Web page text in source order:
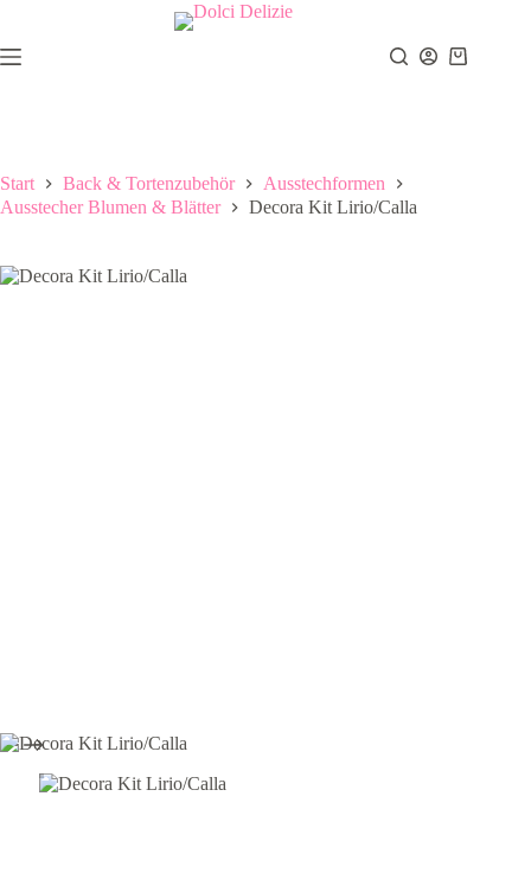
springen
Warenkorb
Start Back & Tortenzubehör
Ausstechformen
Ausstecher Blumen & Blätter
Decora Kit Lirio/Calla